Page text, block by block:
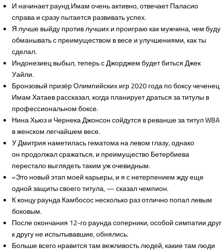
И начинает раунд Имам очень активно, отвечает Паласио
справа и сразу пытается развивать успех.
Я лучше выйду против лучших и проиграю как мужчина, чем буду
обманывать с преимуществом в весе и улучшениями, как ты
сделал.
Индонезиец выбыл, теперь с Джорджем будет биться Джек
Уайли.
Бронзовый призёр Олимпийских игр 2020 года по боксу чеченец
Имам Хатаев рассказал, когда планирует драться за титулы в
профессиональном боксе.
Нина Хьюз и Чернека Джонсон сойдутся в реванше за титул WBA
в женском легчайшем весе.
У Дмитрия наметилась гематома на левом глазу, однако
он продолжал сражаться, и преимущество Бетербиева
перестало выглядеть таким уж очевидным.
«Это новый этап моей карьеры, и я с нетерпением жду еще
одной защиты своего титула, — сказал чемпион.
К концу раунда Камбосос несколько раз отлично попал левым
боковым.
После окончания 12-го раунда соперники, особой симпатии друг
к другу не испытывавшие, обнялись.
Больше всего нравится там вежливость людей, какие там люди